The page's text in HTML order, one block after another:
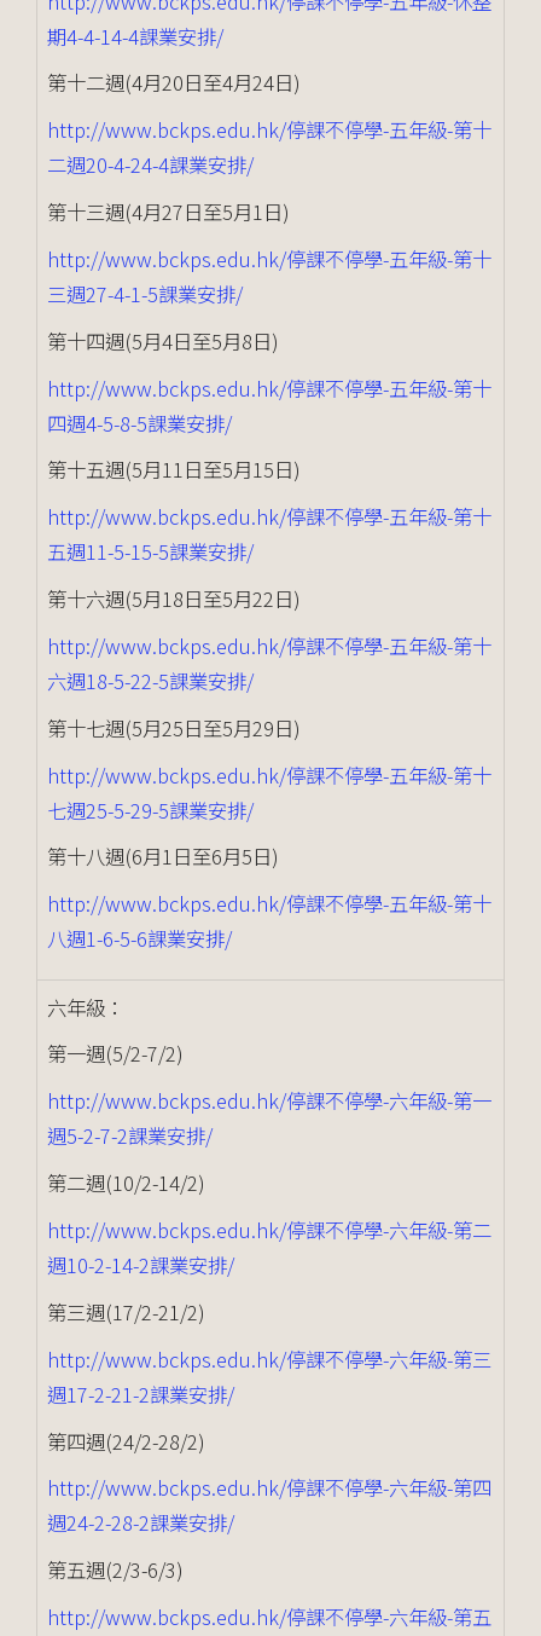
期4-4-14-4課業安排/
第十二週(4月20日至4月24日)
http://www.bckps.edu.hk/停課不停學-五年級-第十
二週20-4-24-4課業安排/
第十三週(4月27日至5月1日)
http://www.bckps.edu.hk/停課不停學-五年級-第十
三週27-4-1-5課業安排/
第十四週(5月4日至5月8日)
http://www.bckps.edu.hk/停課不停學-五年級-第十
四週4-5-8-5課業安排/
第十五週(5月11日至5月15日)
http://www.bckps.edu.hk/停課不停學-五年級-第十
五週11-5-15-5課業安排/
第十六週(5月18日至5月22日)
http://www.bckps.edu.hk/停課不停學-五年級-第十
六週18-5-22-5課業安排/
第十七週(5月25日至5月29日)
http://www.bckps.edu.hk/停課不停學-五年級-第十
七週25-5-29-5課業安排/
第十八週(6月1日至6月5日)
http://www.bckps.edu.hk/停課不停學-五年級-第十
八週1-6-5-6課業安排/
六年級：
第一週(5/2-7/2)
http://www.bckps.edu.hk/停課不停學-六年級-第一
週5-2-7-2課業安排/
第二週(10/2-14/2)
http://www.bckps.edu.hk/停課不停學-六年級-第二
週10-2-14-2課業安排/
第三週(17/2-21/2)
http://www.bckps.edu.hk/停課不停學-六年級-第三
週17-2-21-2課業安排/
第四週(24/2-28/2)
http://www.bckps.edu.hk/停課不停學-六年級-第四
週24-2-28-2課業安排/
第五週(2/3-6/3)
http://www.bckps.edu.hk/停課不停學-六年級-第五